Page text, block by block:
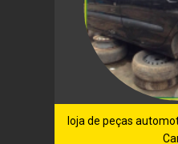
loja de peças